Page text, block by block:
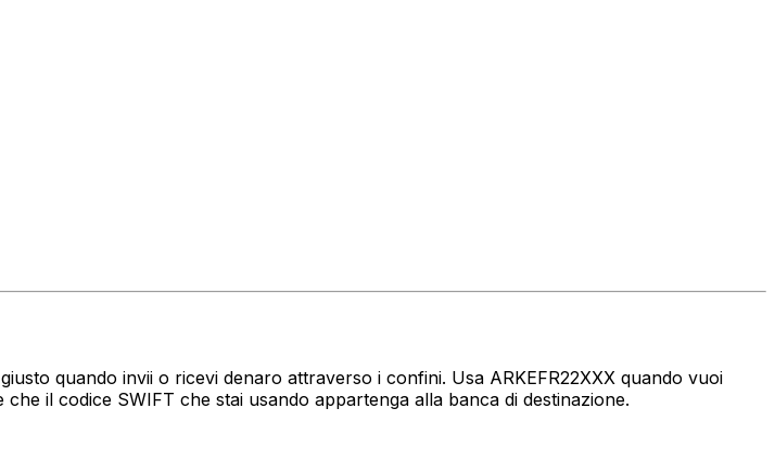
quando invii o ricevi denaro attraverso i confini. Usa ARKEFR22XXX quando vuoi
il codice SWIFT che stai usando appartenga alla banca di destinazione.